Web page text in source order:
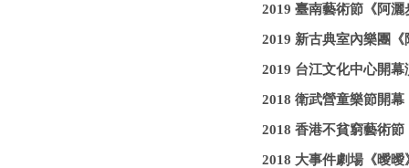
2019 臺南藝術節《阿
2019 新古典室內樂團
2019 台江文化中心開
2018 衛武營童樂節開
2018 香港不貧窮藝術
2018 大事件劇場《曖曖